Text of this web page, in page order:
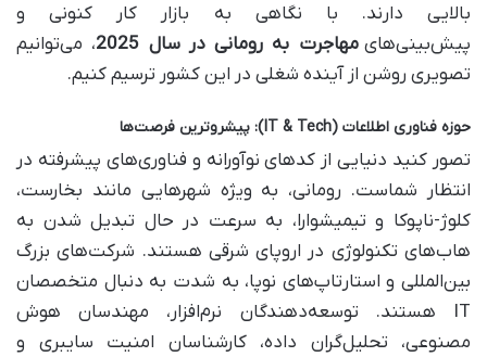
بالایی دارند. با نگاهی به بازار کار کنونی و
پیش‌بینی‌های مهاجرت به رومانی در سال 2025
، می‌توانیم
تصویری روشن از آینده شغلی در این کشور ترسیم کنیم.
حوزه فناوری اطلاعات (IT & Tech): پیشروترین فرصت‌ها
تصور کنید دنیایی از کدهای نوآورانه و فناوری‌های پیشرفته در
انتظار شماست. رومانی، به ویژه شهرهایی مانند بخارست،
کلوژ-ناپوکا و تیمیشوارا، به سرعت در حال تبدیل شدن به
هاب‌های تکنولوژی در اروپای شرقی هستند. شرکت‌های بزرگ
بین‌المللی و استارتاپ‌های نوپا، به شدت به دنبال متخصصان
IT هستند. توسعه‌دهندگان نرم‌افزار، مهندسان هوش
مصنوعی، تحلیل‌گران داده، کارشناسان امنیت سایبری و